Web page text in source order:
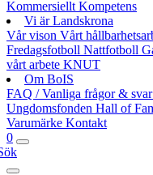
Kommersiellt Kompetens
Vi är Landskrona
Vår vison Vårt
Fredagsfotboll Nattfotboll
vårt arbete KNUT
Om BoIS
FAQ / Vanliga frågor & svar
Ungdomsfonden Hall of
Varumärke Kontakt
0